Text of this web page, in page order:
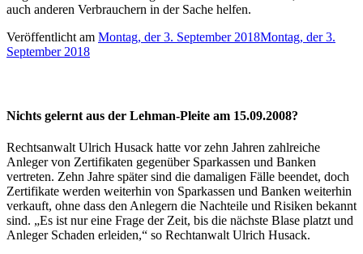
auch anderen Verbrauchern in der Sache helfen.
Veröffentlicht am Montag, der 3. September 2018Montag, der 3.
September 2018
Nichts gelernt aus der Lehman-Pleite am 15.09.2008?
Rechtsanwalt Ulrich Husack hatte vor zehn Jahren zahlreiche
Anleger von Zertifikaten gegenüber Sparkassen und Banken
vertreten. Zehn Jahre später sind die damaligen Fälle beendet, doch
Zertifikate werden weiterhin von Sparkassen und Banken weiterhin
verkauft, ohne dass den Anlegern die Nachteile und Risiken bekannt
sind. „Es ist nur eine Frage der Zeit, bis die nächste Blase platzt und
Anleger Schaden erleiden,“ so Rechtanwalt Ulrich Husack.